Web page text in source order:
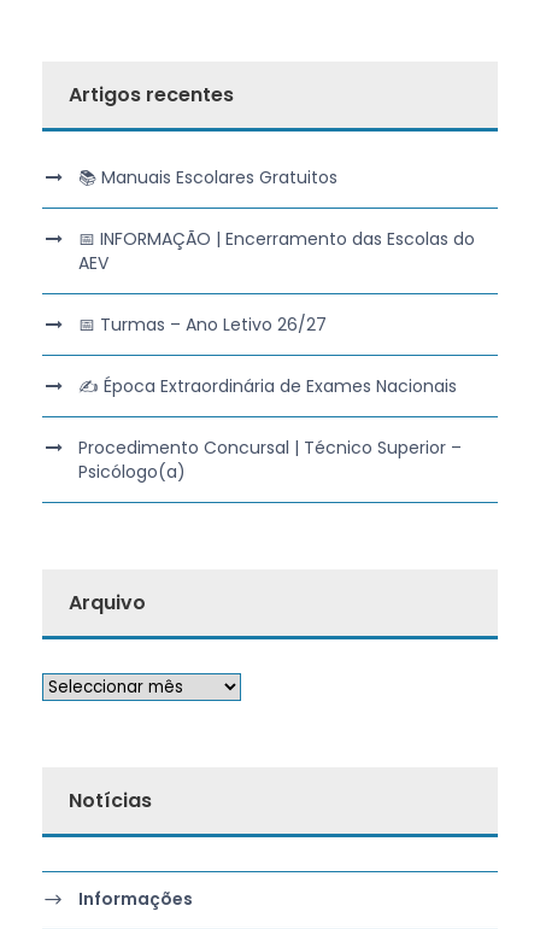
Artigos recentes
📚 Manuais Escolares Gratuitos
📅 INFORMAÇÃO | Encerramento das Escolas do
AEV
📅 Turmas – Ano Letivo 26/27
✍️ Época Extraordinária de Exames Nacionais
Procedimento Concursal | Técnico Superior –
Psicólogo(a)
Arquivo
Notícias
Informações